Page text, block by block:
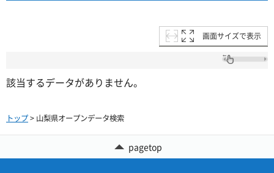
画面サイズで表示
該当するデータがありません。
トップ> 山梨県オープンデータ検索
pagetop